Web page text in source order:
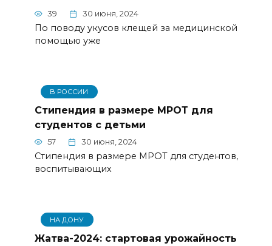
39 30 июня, 2024
По поводу укусов клещей за медицинской
помощью уже
В РОССИИ
Стипендия в размере МРОТ для
студентов с детьми
57 30 июня, 2024
Стипендия в размере МРОТ для студентов,
воспитывающих
НА ДОНУ
Жатва-2024: стартовая урожайность